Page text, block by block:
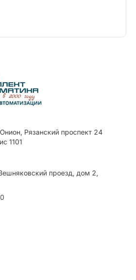
Рязанский проспект 24
1101
проезд, дом 2,